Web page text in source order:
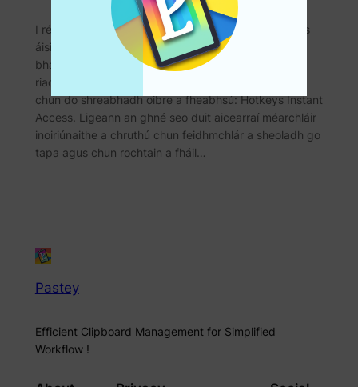
UPDATE
I réimse na héifeachtúlachta digiteacha, tá luas agus
áisiúlacht ríthábhachtach. Aithníonn Pastey, uirlis
bhainistíochta gearrthaisce ceannródaíoch, an
riachtanas seo agus tairgeann sé gné atá deartha
chun do shreabhadh oibre a fheabhsú: Hotkeys Instant
Access. Ligeann an ghné seo duit aicearraí méarchláir
inoiriúnaithe a chruthú chun feidhmchlár a sheoladh go
tapa agus chun rochtain a fháil…
Pastey
Efficient Clipboard Management for Simplified
Workflow !